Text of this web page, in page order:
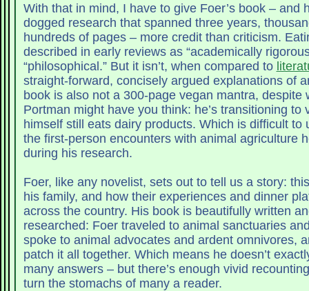
With that in mind, I have to give Foer’s book – and
dogged research that spanned three years,
hundreds of pages – more credit than criticism.
described in early reviews as “academically
“philosophical.” But it isn’t, when compared to
straight-forward, concisely argued explanations of
book is also not a 300-page vegan mantra, despite
Portman might have you think: he’s transitioning to
himself still eats dairy products. Which is difficult to
the first-person encounters with animal agriculture
during his research.
Foer, like any novelist, sets out to tell us a story:
his family, and how their experiences and dinner
across the country. His book is beautifully written
researched: Foer traveled to animal sanctuaries
spoke to animal advocates and ardent omnivores,
patch it all together. Which means he doesn’t
many answers – but there’s enough vivid
turn the stomachs of many a reader.